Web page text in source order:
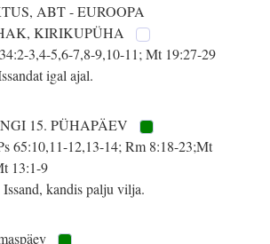
ABT - EUROOPA
KIRIKUPÜHA
3,4-5,6-7,8-9,10-11; Mt 19:27-29
igal ajal.
15. PÜHAPÄEV
65:10,11-12,13-14; Rm 8:18-23;Mt
13:1-9
kandis palju vilja.